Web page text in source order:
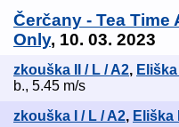
Čerčany - Tea Time
Only, 10. 03. 2023
zkouška II / L / A2,
b., 5.45 m/s
zkouška I / L / A2, Eliška